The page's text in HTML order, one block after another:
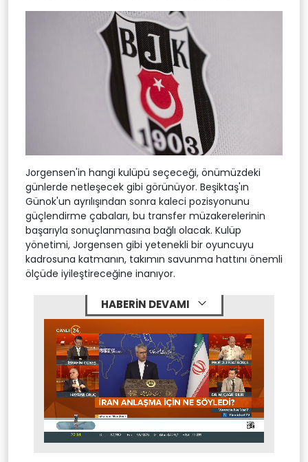
Jorgensen'in hangi kulüpü seçeceği, önümüzdeki
günlerde netleşecek gibi görünüyor. Beşiktaş'ın
Günok'un ayrılışından sonra kaleci pozisyonunu
güçlendirme çabaları, bu transfer müzakerelerinin
başarıyla sonuçlanmasına bağlı olacak. Kulüp
yönetimi, Jorgensen gibi yetenekli bir oyuncuyu
kadrosuna katmanın, takımın savunma hattını önemli
ölçüde iyileştireceğine inanıyor.
HABERİN DEVAMI
Mute Stream